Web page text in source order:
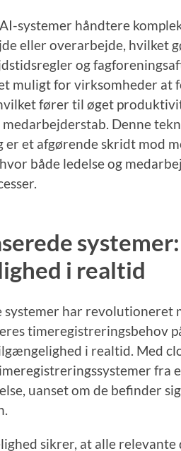
systemer håndtere
eller overarbejde, hvilket
og
muligt for virksomheder at
fører til øget
Denne
et afgørende skridt mod
både ledelse og
i realtid
systemer har revolutioneret
timeregistreringsbehov
i realtid. Med
fra
uanset om de befinder
sikrer, at alle relevante